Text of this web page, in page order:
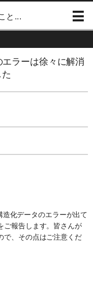
と...
ラーは徐々に解消
化データのエラーが出て
ご報告します。皆さんが
で、その点はご注意くだ